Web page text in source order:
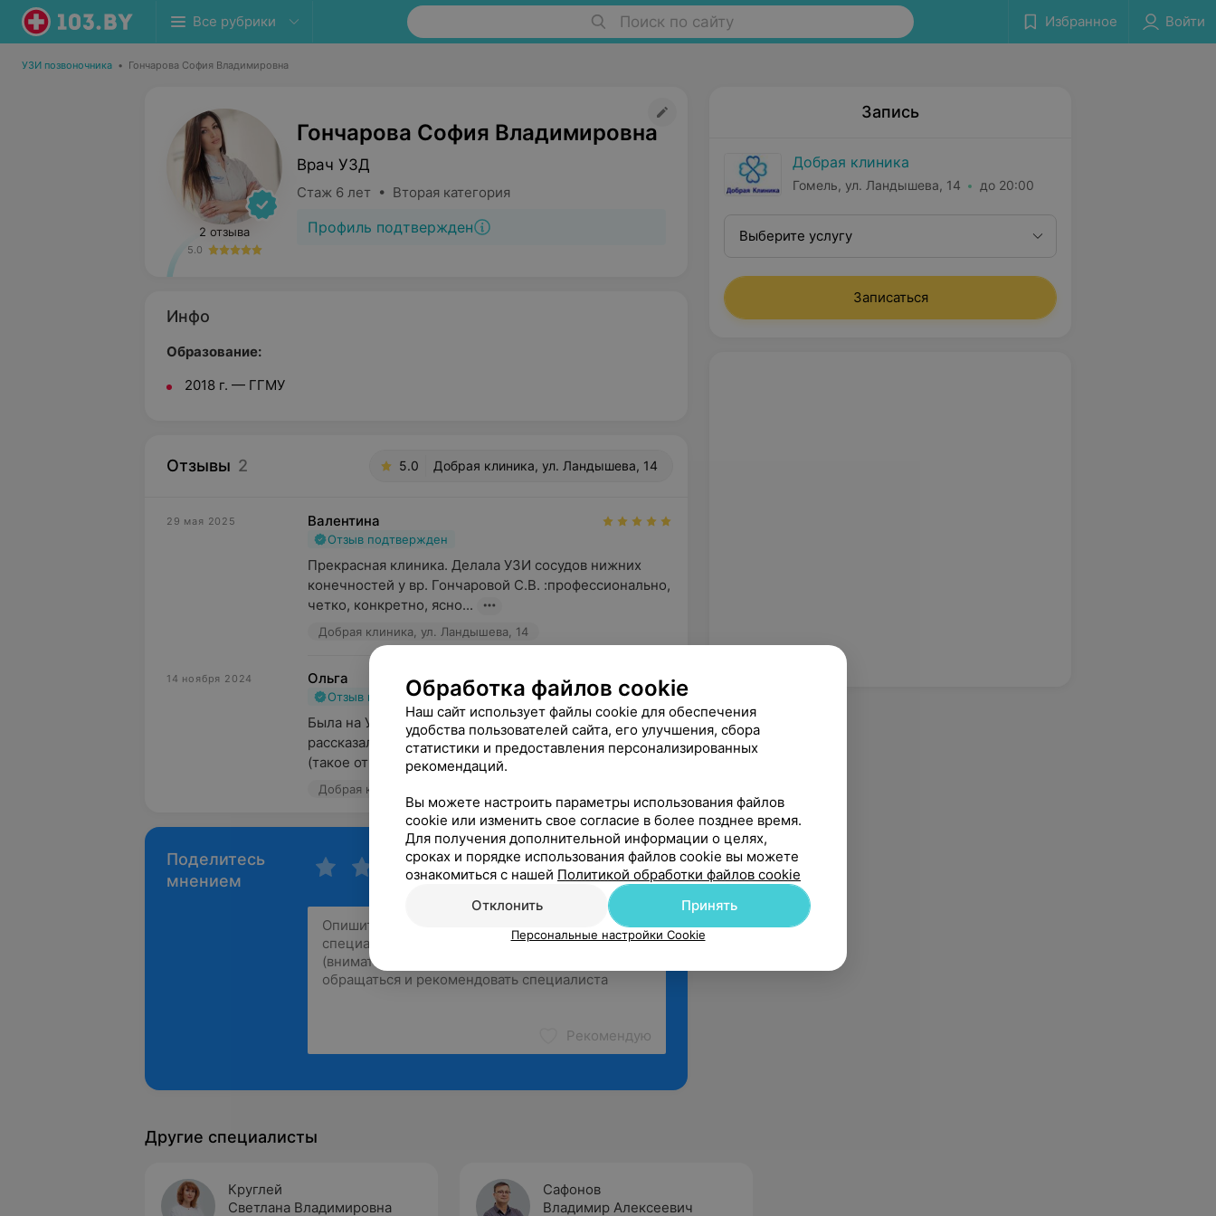
Все рубрики Поиск по сайту Избранное Войти
УЗИ позвоночника • Гончарова София Владимировна
2 отзыва
5.0
Гончарова София Владимировна
Врач УЗД
Стаж 6 лет • Вторая категория
Профиль подтвержден
Инфо
Образование:
2018 г. — ГГМУ
Отзывы 2 5.0 Добрая клиника, ул. Ландышева, 14
29 мая 2025 Валентина
Отзыв подтвержден
Прекрасная клиника. Делала УЗИ сосудов нижних
конечностей у вр. Гончаровой С.В. :профессионально,
четко, конкретно, ясно...
Добрая клиника, ул. Ландышева, 14
14 ноября 2024 Ольга
Отзыв подтвержден
Была на УЗИ щитовидки у Гончаровой С.В. Я
рассказала свою проблему и она меня успокоила
(такое отношение редко встречает...
Добрая клиника, ул. Ландышева, 14
Поделитесь
мнением
Рекомендую
Запись
Добрая клиника
Гомель, ул. Ландышева, 14 до 20:00
Выберите услугу
Записаться
Другие специалисты
Круглей
Светлана Владимировна
Сафонов
Владимир Алексеевич
Обработка файлов cookie
Наш сайт использует файлы cookie для обеспечения
удобства пользователей сайта, его улучшения, сбора
статистики и предоставления персонализированных
рекомендаций.
Вы можете настроить параметры использования файлов
cookie или изменить свое согласие в более позднее время.
Для получения дополнительной информации о целях,
сроках и порядке использования файлов cookie вы можете
ознакомиться с нашей Политикой обработки файлов cookie
Отклонить
Принять
Персональные настройки Cookie